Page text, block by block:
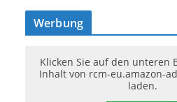
Werbung
Klicken Sie auf den unteren
Inhalt von rcm-eu.amazon-
laden.